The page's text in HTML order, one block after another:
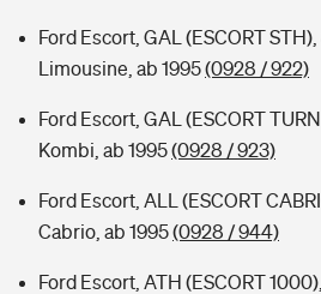
Ford Escort, GAL (ESCORT
Limousine, ab 1995(0928 / 922)
Ford Escort, GAL (ESCORT
Kombi, ab 1995(0928 / 923)
Ford Escort, ALL (ESCORT
Cabrio, ab 1995(0928 / 944)
Ford Escort, ATH (ESCORT